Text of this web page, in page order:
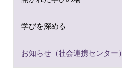
学びを深める
お知らせ（社会連携センター）